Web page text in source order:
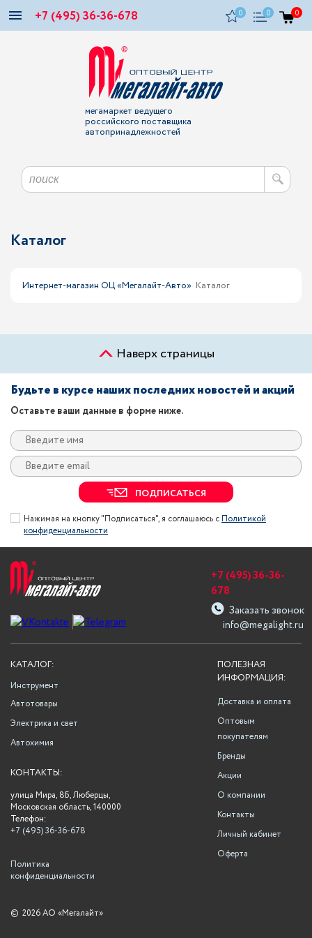
+7 (495) 36-36-678 0 0 0
мегамаркет ведущего
российского поставщика
автопринадлежностей
Каталог
Интернет-магазин ОЦ «Мегалайт-Авто» Каталог
Наверх страницы
Будьте в курсе наших последних новостей и акций
Оставьте ваши данные в форме ниже.
ПОДПИСАТЬСЯ
Нажимая на кнопку "Подписаться", я соглашаюсь сПолитикой
конфиденциальности
info@megalight.ru
+7 (495) 36-36-
678
Заказать звонок
ПОЛЕЗНАЯ
ИНФОРМАЦИЯ:
Доставка и оплата
Оптовым
покупателям
Бренды
Акции
О компании
Контакты
Личный кабинет
Оферта
КАТАЛОГ:
Инструмент
Автотовары
Электрика и свет
Автохимия
КОНТАКТЫ:
улица Мира, 8Б, Люберцы,
Московская область, 140000
Телефон:
+7 (495) 36-36-678
Политика
конфиденциальности
© 2026 АО «Мегалайт»